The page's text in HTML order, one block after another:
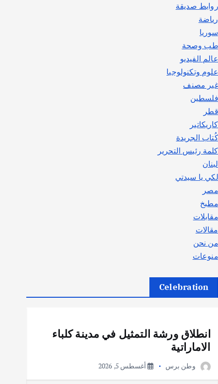
روابط صديقة
رياضة
سوريا
طب وصحة
عالم الفيديو
علوم وتكنولوجيا
غير مصنف
فلسطين
قطر
كاريكاتير
كُتاب الجريدة
كلمة رئيس التحرير
لبنان
لكي يا سيدتي
مصر
مطبخ
مقابلات
مقالات
من نحن
منوعات
Celebration
انطلاق ورشة التمثيل في مدينة كلباء
الاماراتية
وطن برس أغسطس 5, 2026